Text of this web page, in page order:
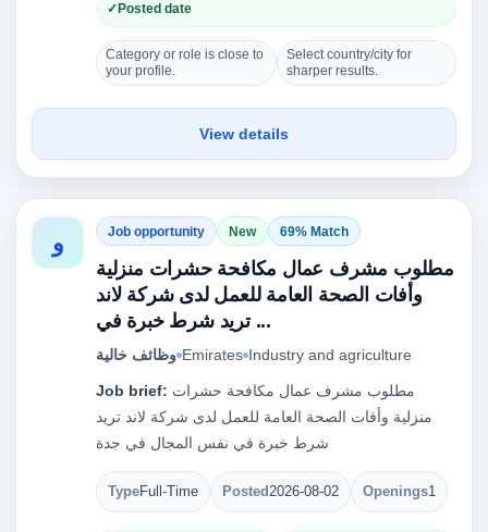
Posted date
Category or role is close to
your profile.
Select country/city for
sharper results.
View details
و Job opportunity New 69% Match
مطلوب مشرف عمال مكافحة حشرات منزلية
وأفات الصحة العامة للعمل لدى شركة لاند
تريد شرط خبرة في ...
وظائف خالية Emirates Industry and agriculture
Job brief:
منزلية وأفات الصحة العامة للعمل لدى شركة لاند تريد
شرط خبرة في نفس المجال في جدة
TypeFull-Time Posted2026-08-02 Openings1